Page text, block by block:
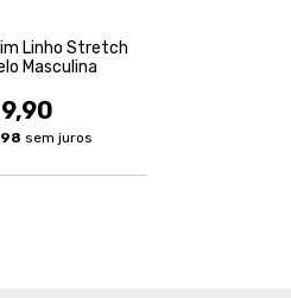
Linho Stretch
Masculina
sem juros